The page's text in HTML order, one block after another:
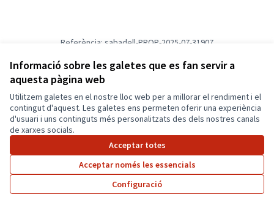
Informació sobre les galetes que es fan servir a
aquesta pàgina web
Utilitzem galetes en el nostre lloc web per a millorar el rendiment i el
contingut d'aquest. Les galetes ens permeten oferir una experiència
d'usuari i uns continguts més personalitzats des dels nostres canals
de xarxes socials.
Acceptar totes
Acceptar només les essencials
Configuració
Referència: sabadell-PROP-2025-07-31907
Verifica l'empremta digital
Termes i condicions d'ús
Configuració de les galetes
Triar la llenguaElegir el idioma
Web creada ambprogramari lliure .
Amb
(Enllaç